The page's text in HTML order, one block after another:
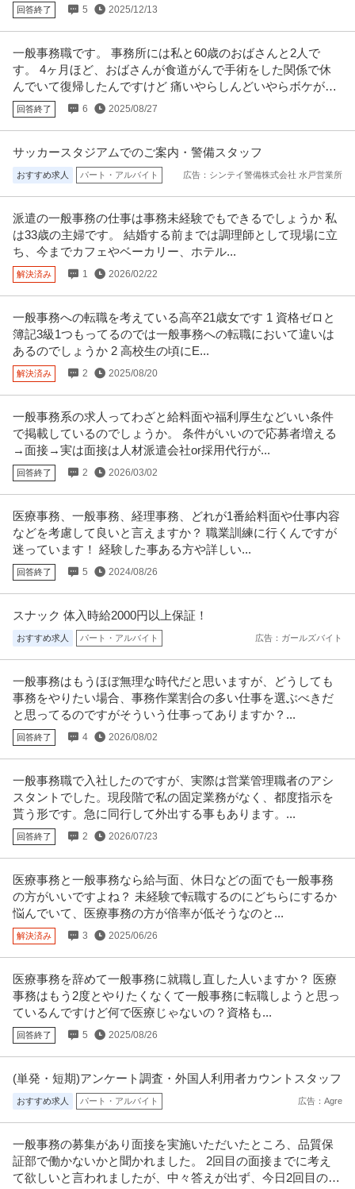
この条件の求人をもっと見る
回答終了 5 2025/12/13
一般事務職です。 事務所には私と60歳のおばさんと2人で
す。 4ヶ月ほど、おばさんが食道がんで手術をした関係で休
んでいて復帰したんですけど 痛いやらしんどいやらボケが始
まったやらで
回答終了 6 2025/08/27
サッカースタジアムでのご案内・警備スタッフ
おすすめ求人 パート・アルバイト 広告：シンテイ警備株式会社 水戸営業所
派遣の一般事務の仕事は事務未経験でもできるでしょうか 私
は33歳の主婦です。 結婚する前までは調理師として現場に立
ち、今までカフェやベーカリー、ホテル...
解決済み 1 2026/02/22
一般事務への転職を考えている高卒21歳女です 1 資格ゼロと
簿記3級1つもってるのでは一般事務への転職において違いは
あるのでしょうか 2 高校生の頃にE...
解決済み 2 2025/08/20
一般事務系の求人ってわざと給料面や福利厚生などいい条件
で掲載しているのでしょうか。 条件がいいので応募者増える
→面接→実は面接は人材派遣会社or採用代行が...
回答終了 2 2026/03/02
医療事務、一般事務、経理事務、どれが1番給料面や仕事内容
などを考慮して良いと言えますか？ 職業訓練に行くんですが
迷っています！ 経験した事ある方や詳しい...
回答終了 5 2024/08/26
スナック 体入時給2000円以上保証！
おすすめ求人 パート・アルバイト 広告：ガールズバイト
一般事務はもうほぼ無理な時代だと思いますが、どうしても
事務をやりたい場合、事務作業割合の多い仕事を選ぶべきだ
と思ってるのですがそういう仕事ってありますか？...
回答終了 4 2026/08/02
一般事務職で入社したのですが、実際は営業管理職者のアシ
スタントでした。現段階で私の固定業務がなく、都度指示を
貰う形です。急に同行して外出する事もあります。...
回答終了 2 2026/07/23
医療事務と一般事務なら給与面、休日などの面でも一般事務
の方がいいですよね？ 未経験で転職するのにどちらにするか
悩んでいて、医療事務の方が倍率が低そうなのと...
解決済み 3 2025/06/26
医療事務を辞めて一般事務に就職し直した人いますか？ 医療
事務はもう2度とやりたくなくて一般事務に転職しようと思っ
ているんですけど何で医療じゃないの？資格も...
回答終了 5 2025/08/26
(単発・短期)アンケート調査・外国人利用者カウントスタッフ
おすすめ求人 パート・アルバイト 広告：Agre
一般事務の募集があり面接を実施いただいたところ、品質保
証部で働かないかと聞かれました。 2回目の面接までに考え
て欲しいと言われましたが、中々答えが出ず、今日2回目の面